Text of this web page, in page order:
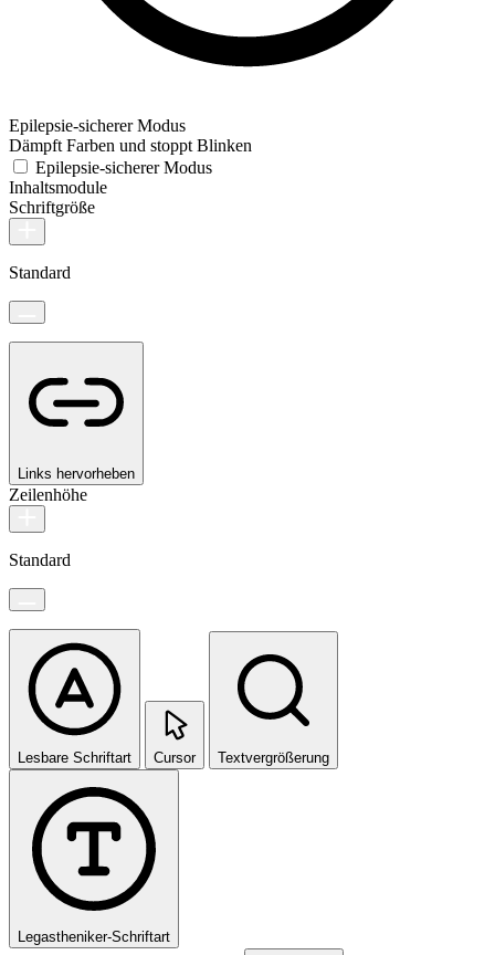
Epilepsie-sicherer Modus
Dämpft Farben und stoppt Blinken
Epilepsie-sicherer Modus
Inhaltsmodule
Schriftgröße
Standard
Links hervorheben
Zeilenhöhe
Standard
Lesbare Schriftart Cursor Textvergrößerung
Legastheniker-Schriftart